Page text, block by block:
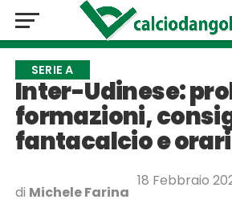
SERIE A
Inter-Udinese:
formazioni,
fantacalcio e
di Michele Farina
18 Febbraio